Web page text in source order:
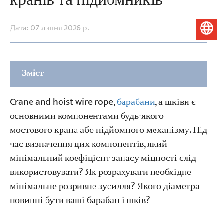
Дата: 07 липня 2026 р.
Зміст
2. Мінімальний коефіцієнт безпеки Zp для
троса мостового крана
3. Вибір троса для мостового крана
3.1 Мінімальна сила розриву
3.2 Максимальний кут повороту автопарку
Crane and hoist wire rope,барабани, а шківи є
основними компонентами будь-якого
мостового крана або підйомного механізму. Під
час визначення цих компонентів, який
мінімальний коефіцієнт запасу міцності слід
використовувати? Як розрахувати необхідне
мінімальне розривне зусилля? Якого діаметра
повинні бути ваші барабан і шків?
Українська